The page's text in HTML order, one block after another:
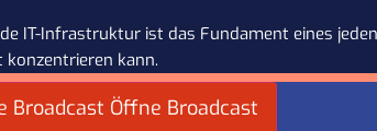
IT-Infrastruktur ist das Fundament eines
konzentrieren kann.
Broadcast Öffne Broadcast